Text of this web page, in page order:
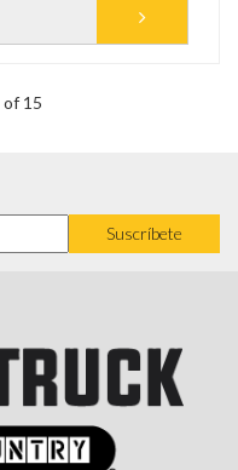
of 15